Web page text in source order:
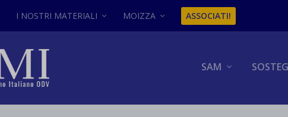
I NOSTRI MATERIALI MOIZZA ASSOCIATI!
SAM